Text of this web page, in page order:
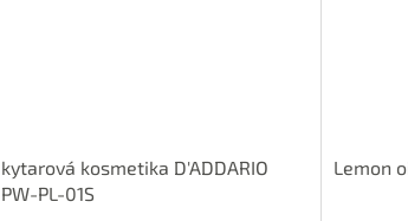
kytarová kosmetika D'ADDARIO
PW-PL-01S
Lemon